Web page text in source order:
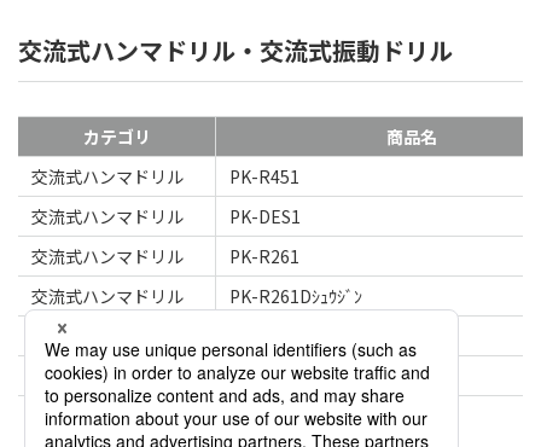
交流式ハンマドリル・交流式振動ドリル
カテゴリ
商品名
交流式ハンマドリル
PK-R451
交流式ハンマドリル
PK-DES1
交流式ハンマドリル
PK-R261
交流式ハンマドリル
PK-R261Dｼｭｳｼﾞﾝ
交流式振動ドリル
交流式振動ドリル
PK-V201